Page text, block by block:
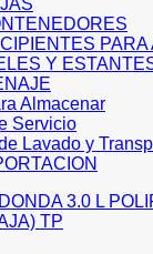
PARA
Y
Almacenar
Servicio
Lavado y